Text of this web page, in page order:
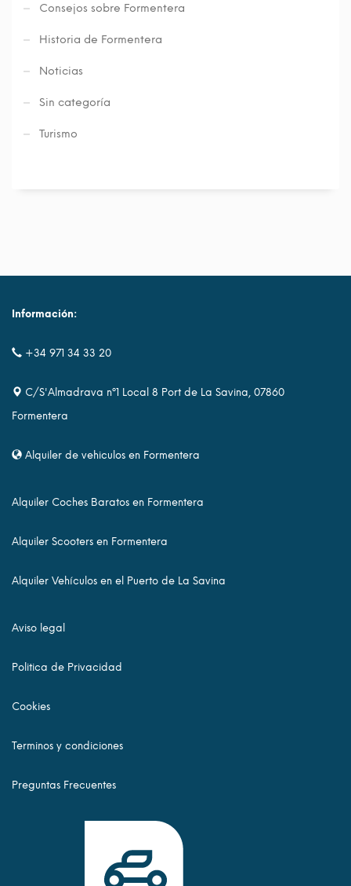
Consejos sobre Formentera
Historia de Formentera
Noticias
Sin categoría
Turismo
Información:
+34 971 34 33 20
C/S'Almadrava nº1 Local 8 Port de La Savina, 07860
Formentera
Alquiler de vehiculos en Formentera
Alquiler Coches Baratos en Formentera
Alquiler Scooters en Formentera
Alquiler Vehículos en el Puerto de La Savina
Aviso legal
Politica de Privacidad
Cookies
Terminos y condiciones
Preguntas Frecuentes